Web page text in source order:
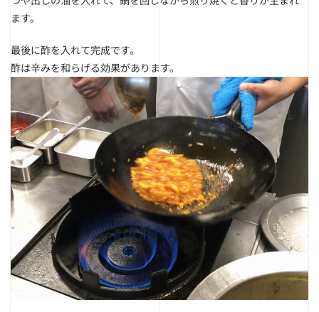
ます。
最後に酢を入れて完成です。
酢は辛みを和らげる効果があります。